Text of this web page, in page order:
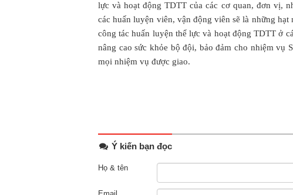
lực và hoạt động TDTT của các cơ quan, đơn vị,
các huấn luyện viên, vận động viên sẽ là những
công tác huấn luyện thể lực và hoạt động TDTT ở
nâng cao sức khỏe bộ đội, bảo đảm cho nhiệm vụ
mọi nhiệm vụ được giao.
Ý kiến bạn đọc
Họ & tên